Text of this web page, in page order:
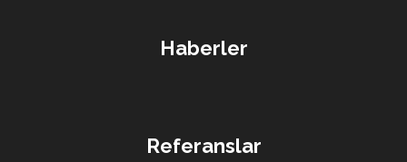
Haberler
Referanslar